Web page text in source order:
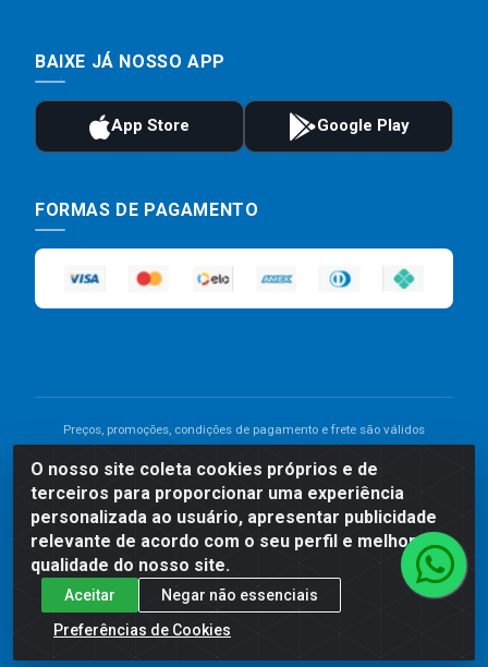
O nosso site coleta cookies próprios e de
terceiros para proporcionar uma experiência
personalizada ao usuário, apresentar publicidade
relevante de acordo com o seu perfil e melhorar a
qualidade do nosso site.
Aceitar
Negar não essenciais
Preferências de Cookies
BAIXE JÁ NOSSO APP
FORMAS DE PAGAMENTO
Preços, promoções, condições de pagamento e frete são válidos
divergência de preço de um produto, será válido o preço que for
exibido no carrinho de compras do site no momento do pagamento.
As vendas estão sujeitas a análise e disponibilidade do estoque.
Imagens de produtos meramente ilustrativas.
Comercial de Construção 2001 LTDA - Av. Congresso
Eucarístico, 1179 - São José, Carpina - PE - CEP: 55811-
000 - 70.220.389/0001-66